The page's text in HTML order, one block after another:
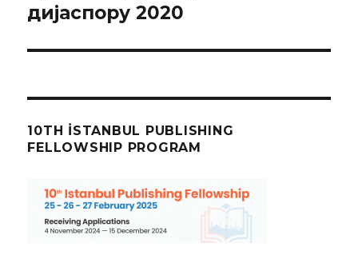
дијаспору 2020
10TH İSTANBUL PUBLISHING
FELLOWSHIP PROGRAM